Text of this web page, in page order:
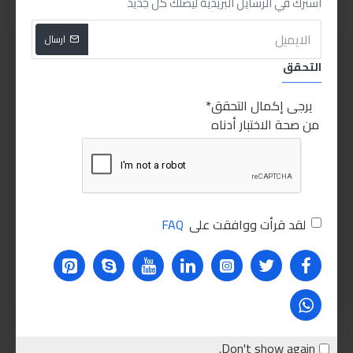
ارسال
التحقق
يرجى إكمال التحقق
من صحة الاختبار أدناه
لقد قرأت ووافقت على FAQ
Don't show again.